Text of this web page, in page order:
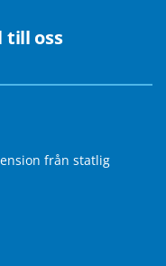
till oss
från statlig